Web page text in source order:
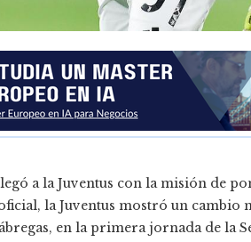
a la Juventus con la misión de
la Juventus mostró un cambio
en la primera jornada de la